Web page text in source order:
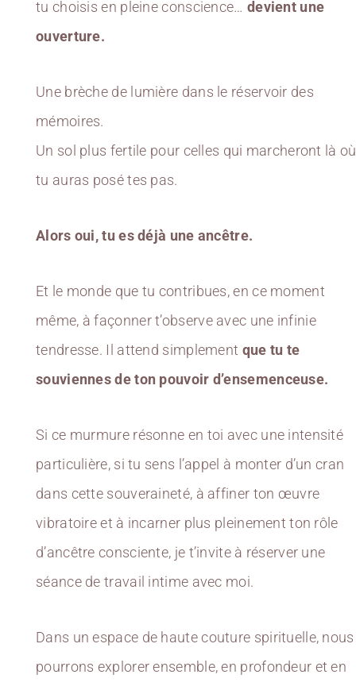
tu choisis en pleine conscience… devient une
ouverture.
Une brèche de lumière dans le réservoir des
mémoires.
Un sol plus fertile pour celles qui marcheront là où
tu auras posé tes pas.
Alors oui, tu es déjà une ancêtre.
Et le monde que tu contribues, en ce moment
même, à façonner t’observe avec une infinie
tendresse. Il attend simplement que tu te
souviennes de ton pouvoir d’ensemenceuse.
Si ce murmure résonne en toi avec une intensité
particulière, si tu sens l’appel à monter d’un cran
dans cette souveraineté, à affiner ton œuvre
vibratoire et à incarner plus pleinement ton rôle
d’ancêtre consciente, je t’invite à réserver une
séance de travail intime avec moi.
Dans un espace de haute couture spirituelle, nous
pourrons explorer ensemble, en profondeur et en